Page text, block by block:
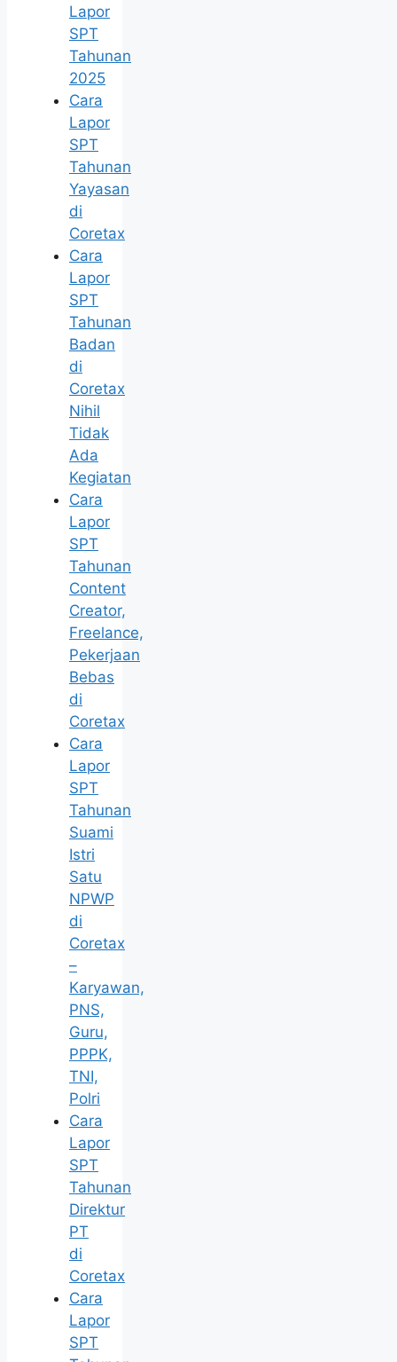
Lapor
SPT
Tahunan
2025
Cara
Lapor
SPT
Tahunan
Yayasan
di
Coretax
Cara
Lapor
SPT
Tahunan
Badan
di
Coretax
Nihil
Tidak
Ada
Kegiatan
Cara
Lapor
SPT
Tahunan
Content
Creator,
Freelance,
Pekerjaan
Bebas
di
Coretax
Cara
Lapor
SPT
Tahunan
Suami
Istri
Satu
NPWP
di
Coretax
–
Karyawan,
PNS,
Guru,
PPPK,
TNI,
Polri
Cara
Lapor
SPT
Tahunan
Direktur
PT
di
Coretax
Cara
Lapor
SPT